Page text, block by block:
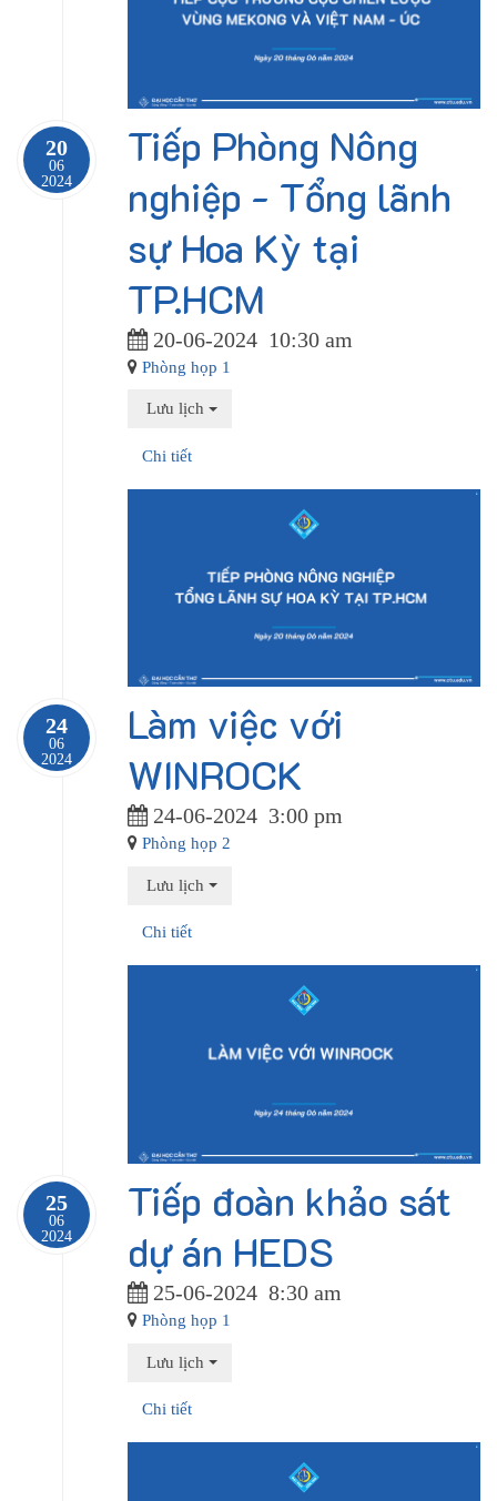
20
06
2024
Tiếp Phòng Nông
nghiệp - Tổng lãnh
sự Hoa Kỳ tại
TP.HCM
20-06-2024 10:30 am
Phòng họp 1
Lưu lịch
Chi tiết
24
06
2024
Làm việc với
WINROCK
24-06-2024 3:00 pm
Phòng họp 2
Lưu lịch
Chi tiết
25
06
2024
Tiếp đoàn khảo sát
dự án HEDS
25-06-2024 8:30 am
Phòng họp 1
Lưu lịch
Chi tiết